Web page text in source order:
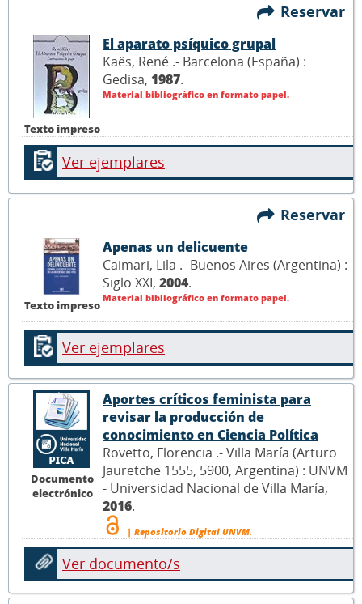
Reservar
Texto impreso
El aparato psíquico grupal
Kaës, René .- Barcelona (España) :
Gedisa, 1987.
Material bibliográfico en formato papel.
Ver ejemplares
Reservar
Texto impreso
Apenas un delicuente
Caimari, Lila .- Buenos Aires (Argentina) :
Siglo XXI, 2004.
Material bibliográfico en formato papel.
Ver ejemplares
Documento
electrónico
Aportes críticos feminista para
revisar la producción de
conocimiento en Ciencia Política
Rovetto, Florencia .- Villa María (Arturo
Jauretche 1555, 5900, Argentina) : UNVM
- Universidad Nacional de Villa María,
2016.
| Repositorio Digital UNVM.
Ver documento/s